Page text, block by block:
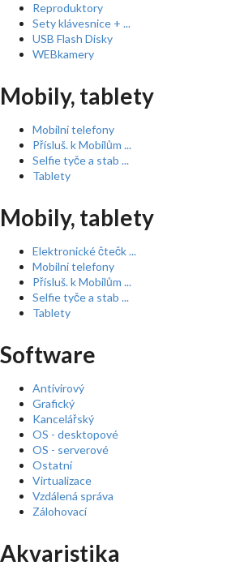
Reproduktory
Sety klávesnice + ...
USB Flash Disky
WEBkamery
Mobily, tablety
Mobilní telefony
Přísluš. k Mobilům ...
Selfie tyče a stab ...
Tablety
Mobily, tablety
Elektronické čtečk ...
Mobilní telefony
Přísluš. k Mobilům ...
Selfie tyče a stab ...
Tablety
Software
Antivirový
Grafický
Kancelářský
OS - desktopové
OS - serverové
Ostatní
Virtualizace
Vzdálená správa
Zálohovací
Akvaristika